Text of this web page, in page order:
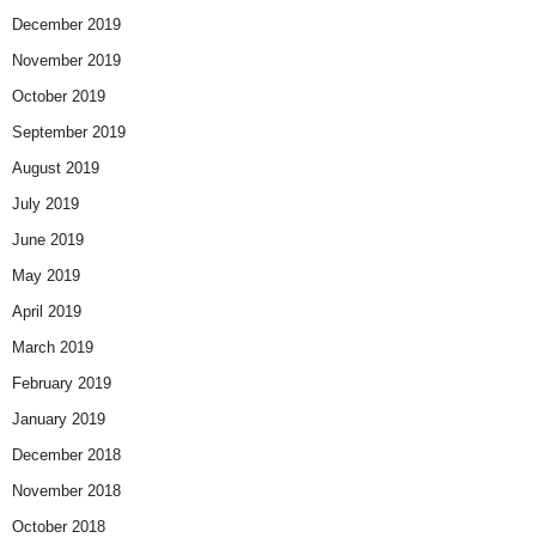
December 2019
November 2019
October 2019
September 2019
August 2019
July 2019
June 2019
May 2019
April 2019
March 2019
February 2019
January 2019
December 2018
November 2018
October 2018